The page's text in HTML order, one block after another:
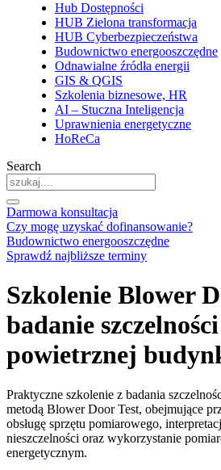
Hub Dostępności
HUB Zielona transformacja
HUB Cyberbezpieczeństwa
Budownictwo energooszczędne
Odnawialne źródła energii
GIS & QGIS
Szkolenia biznesowe, HR
AI – Stuczna Inteligencja
Uprawnienia energetyczne
HoReCa
Search
Darmowa konsultacja
Czy mogę uzyskać dofinansowanie?
Budownictwo energooszczędne
Sprawdź najbliższe terminy
Szkolenie Blower
badanie szczelności
powietrznej
Praktyczne szkolenie z badania
metodą Blower Door Test, obejmujące
obsługę sprzętu pomiarowego,
nieszczelności oraz wykorzystanie
energetycznym.